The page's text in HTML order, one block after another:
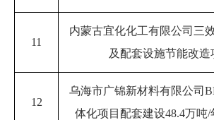
11
内蒙古宜化化工有限公司三
及配套设施节能改造
12
乌海市广锦新材料有限公司
体化项目配套建设48.4万吨/